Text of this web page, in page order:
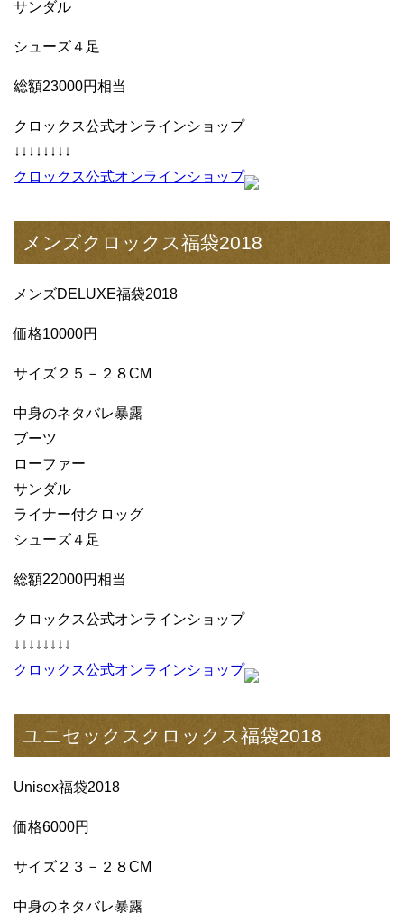
サンダル
シューズ４足
総額23000円相当
クロックス公式オンラインショップ
↓↓↓↓↓↓↓↓
クロックス公式オンラインショップ
メンズクロックス福袋2018
メンズDELUXE福袋2018
価格10000円
サイズ２５－２８CM
中身のネタバレ暴露
ブーツ
ローファー
サンダル
ライナー付クロッグ
シューズ４足
総額22000円相当
クロックス公式オンラインショップ
↓↓↓↓↓↓↓↓
クロックス公式オンラインショップ
ユニセックスクロックス福袋2018
Unisex福袋2018
価格6000円
サイズ２３－２８CM
中身のネタバレ暴露